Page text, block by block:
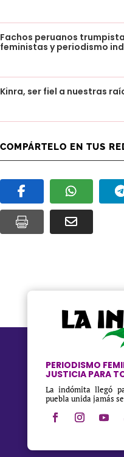
Fachos peruanos
feministas y periodismo
Kinra, ser fiel a nuestras
COMPÁRTELO EN TUS
PERIODISMO
JUSTICIA PARA
La indómita llegó
puebla unida jamás